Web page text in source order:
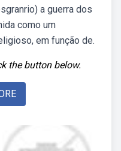
a guerra dos
como um
em função de.
the button below.